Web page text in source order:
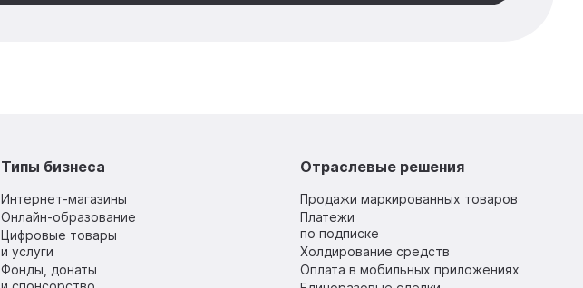
Типы бизнеса
Интернет-магазины
Онлайн-образование
Цифровые товары
и услуги
Фонды, донаты
Отраслевые решения
Продажи маркированных товаров
Платежи
по подписке
Холдирование средств
Оплата в мобильных приложениях